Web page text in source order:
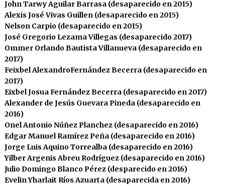
John Tarwy Aguilar Barrasa (desaparecido en 2015)
Alexis José Vivas Guillen (desaparecido en 2015)
Nelson Carpio (desaparecido en 2015)
José Gregorio Lezama Villegas (desaparecido 2017)
Ommer Orlando Bautista Villanueva (desaparecido en
2017)
Feixbel AlexandroFernández Becerra (desaparecido en
2017)
Eixbel Josua Fernández Becerra (desaparecido en 2017)
Alexander de Jesús Guevara Pineda (desaparecido en
2016)
Onel Antonio Núñez Planchez (desaparecido en 2016)
Edgar Manuel Ramírez Peña (desaparecido en 2016)
Jorge Luis Aquino Torrealba (desaparecido en 2016)
Yilber Argenis Abreu Rodríguez (desaparecido en 2016)
Julio Domingo Blanco Pérez (desparecido en 2016)
Evelin Yharlait Ríos Azuarta (desaparecida en 2016)